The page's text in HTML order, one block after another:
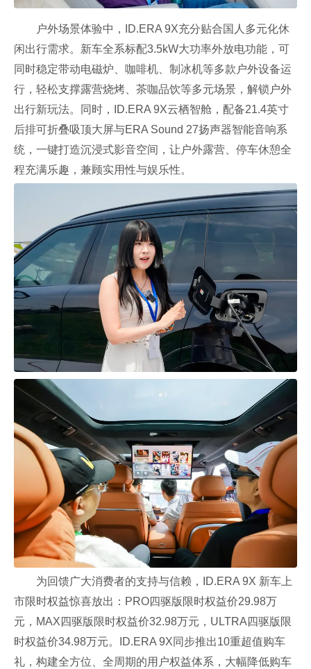
户外场景体验中，ID.ERA 9X充分贴合国人多元化休
闲出行需求。新车全系标配3.5kW大功率外放电功能，可
同时稳定带动电磁炉、咖啡机、制冰机等多款户外设备运
行，轻松支撑露营烧烤、茶咖品饮等多元场景，解锁户外
出行新玩法。同时，ID.ERA 9X云栖智舱，配备21.4英寸
后排可折叠吸顶大屏与ERA Sound 27扬声器智能音响系
统，一键打造沉浸式影音空间，让户外露营、停车休憩全
程充满乐趣，兼顾实用性与娱乐性。
为回馈广大消费者的支持与信赖，ID.ERA 9X 新车上
市限时权益惊喜放出：PRO四驱版限时权益价29.98万
元，MAX四驱版限时权益价32.98万元，ULTRA四驱版限
时权益价34.98万元。ID.ERA 9X同步推出10重超值购车
礼，构建全方位、全周期的用户权益体系，大幅降低购车